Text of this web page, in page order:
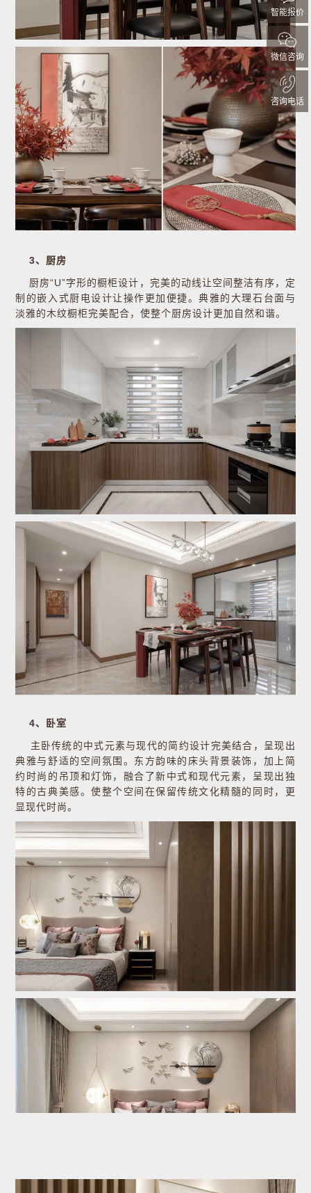
智能报价
微信咨询
咨询电话
3、厨房
厨房“U”字形的橱柜设计，完美的动线让空间整洁有序，定
制的嵌入式厨电设计让操作更加便捷。典雅的大理石台面与
淡雅的木纹橱柜完美配合，使整个厨房设计更加自然和谐。
4、卧室
主卧传统的中式元素与现代的简约设计完美结合，呈现出
典雅与舒适的空间氛围。东方韵味的床头背景装饰，加上简
约时尚的吊顶和灯饰，融合了新中式和现代元素，呈现出独
特的古典美感。使整个空间在保留传统文化精髓的同时，更
显现代时尚。